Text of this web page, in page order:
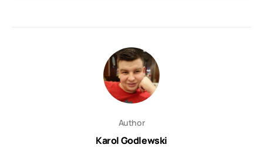
Author
Karol Godlewski